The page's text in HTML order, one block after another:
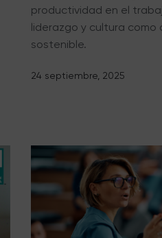
productividad en el
liderazgo y cultura como
sostenible.
24 septiembre, 2025